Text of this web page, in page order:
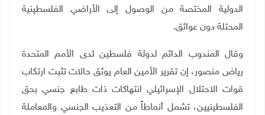
الدولية المختصة من الوصول إلى الأراضي الفلسطينية
المحتلة دون عوائق.
وقال المندوب الدائم لدولة فلسطين لدى الأمم المتحدة
رياض منصور، إن تقرير الأمين العام يوثق حالات تثبت ارتكاب
قوات الاحتلال الإسرائيلي انتهاكات ذات طابع جنسي بحق
الفلسطينيين، تشمل أنماطاً من التعذيب الجنسي والمعاملة